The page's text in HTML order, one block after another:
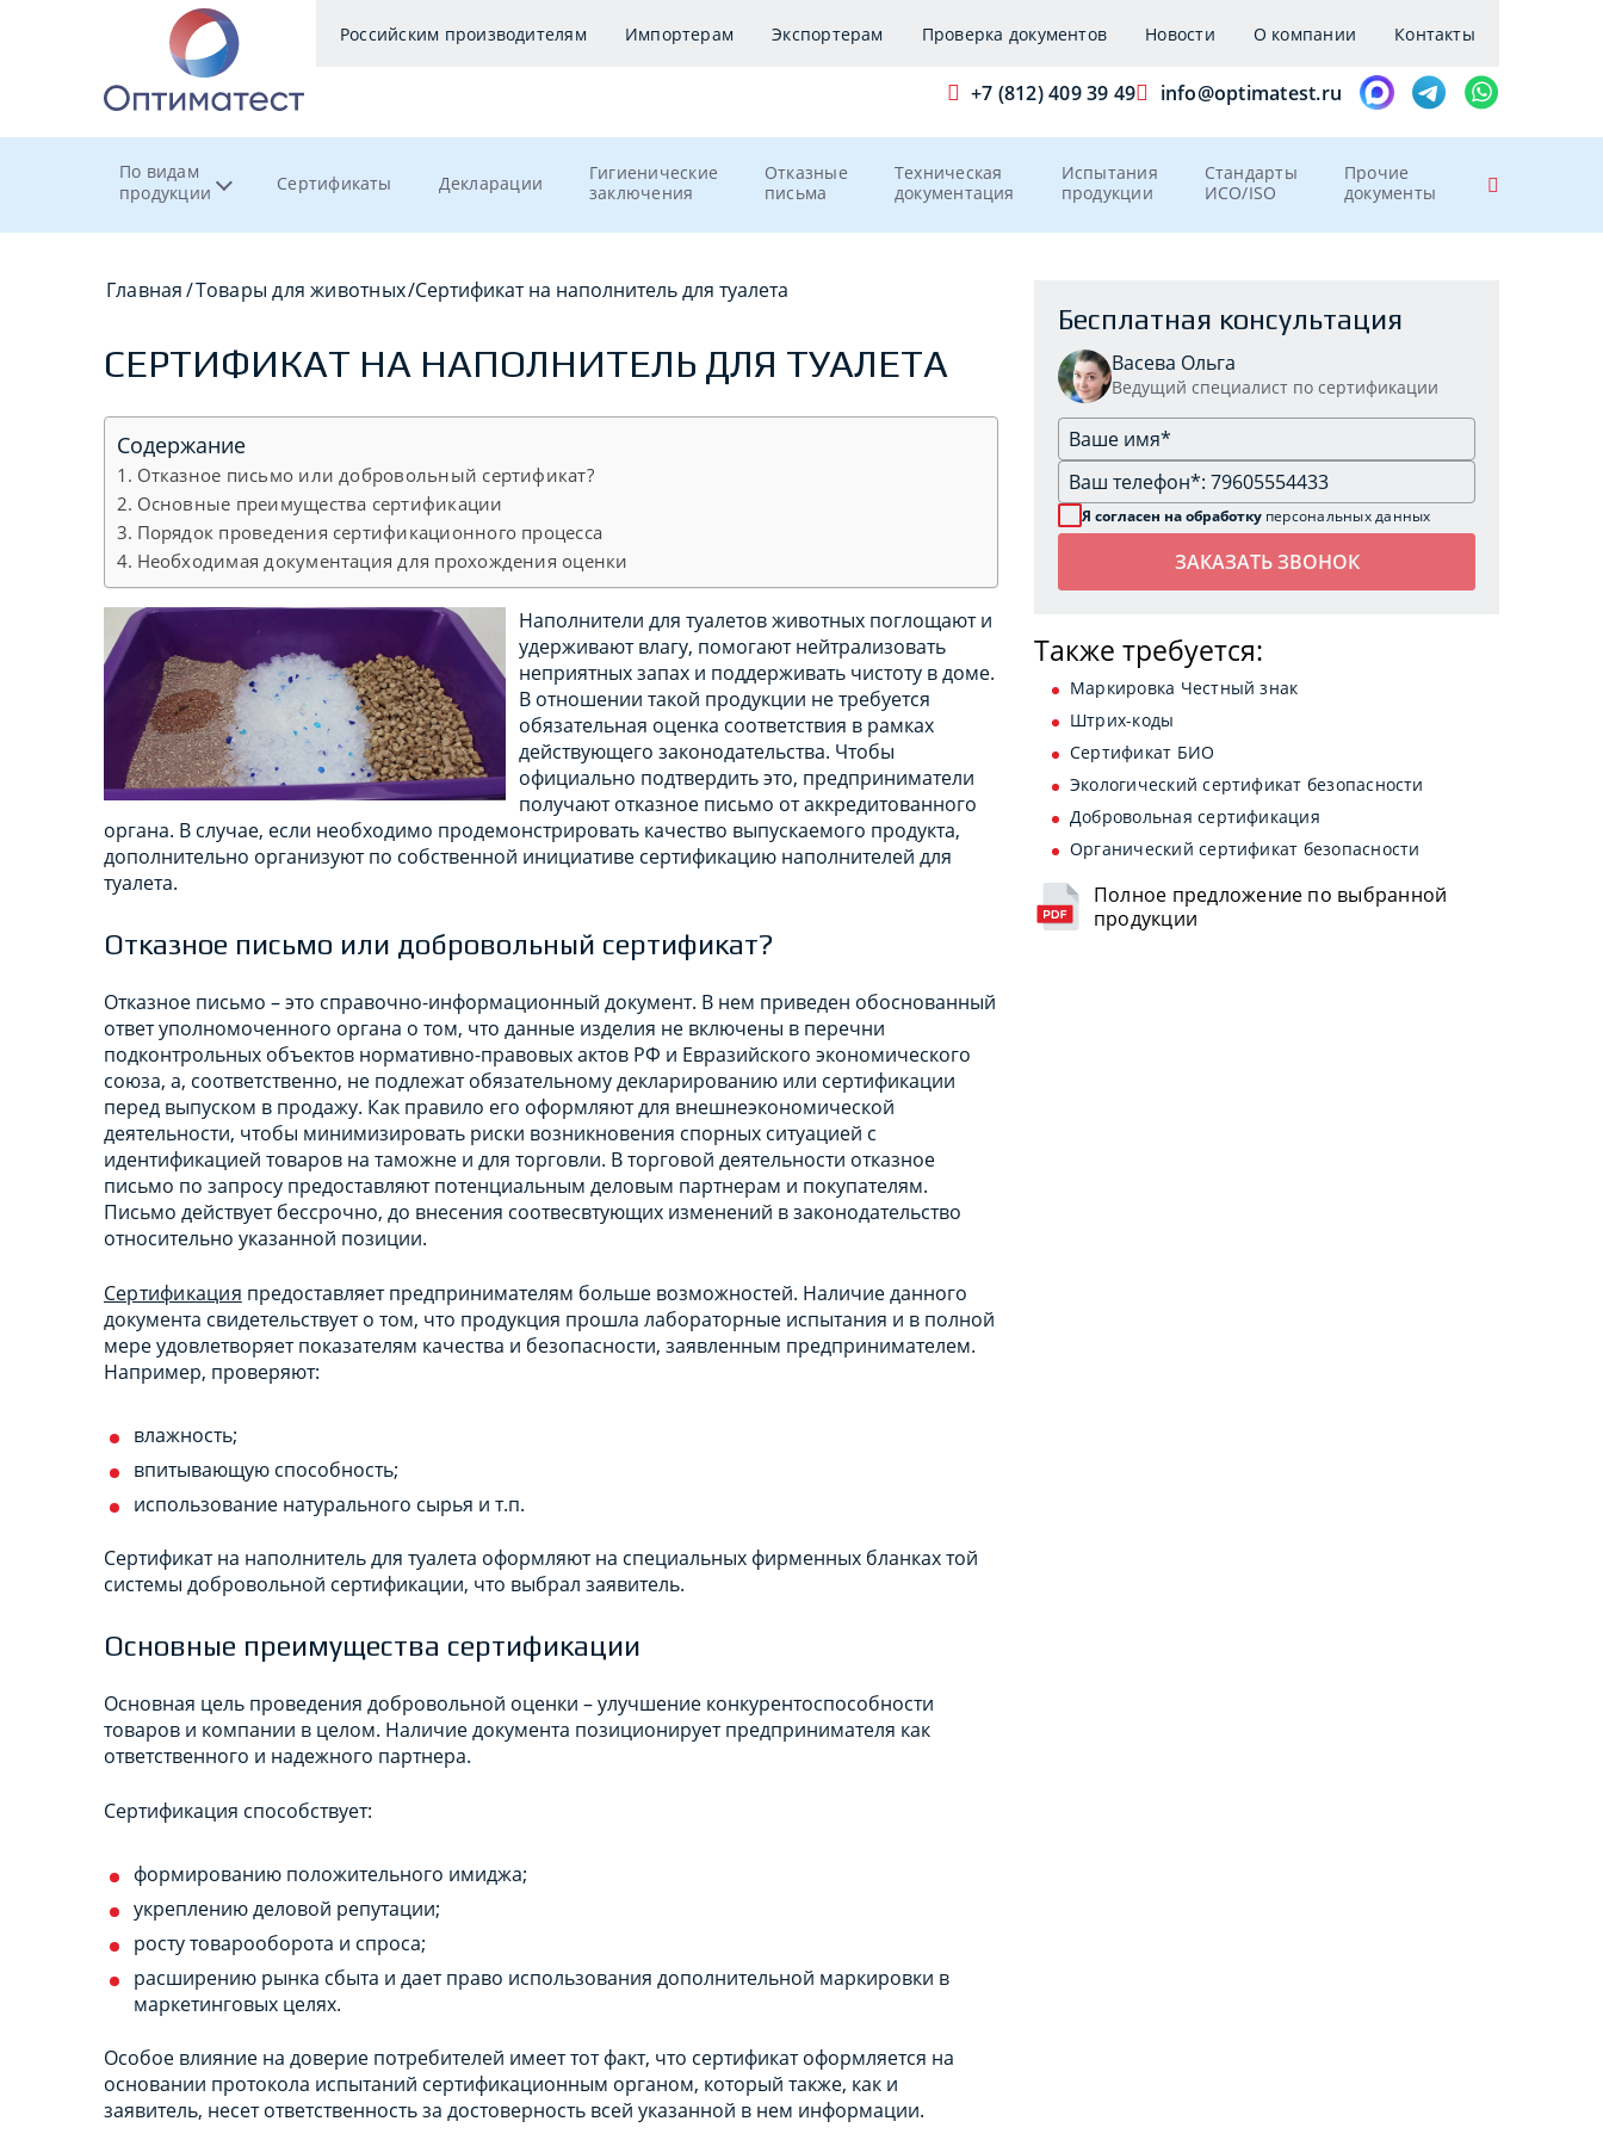
Российским производителям Импортерам Экспортерам Проверка документов Новости О компании Контакты
+7 (812) 409 39 49 info@optimatest.ru
По видам
продукции
Сертификаты Декларации
Гигиенические
заключения
Отказные
письма
Техническая
документация
Испытания
продукции
Стандарты
ИСО/ISO
Прочие
документы
Главная/Товары для животных/Сертификат на наполнитель для туалета
СЕРТИФИКАТ НА НАПОЛНИТЕЛЬ ДЛЯ ТУАЛЕТА
Содержание
Отказное письмо или добровольный сертификат?
Основные преимущества сертификации
Порядок проведения сертификационного процесса
Необходимая документация для прохождения оценки
Наполнители для туалетов животных поглощают и
удерживают влагу, помогают нейтрализовать
неприятных запах и поддерживать чистоту в доме.
В отношении такой продукции не требуется
обязательная оценка соответствия в рамках
действующего законодательства. Чтобы
официально подтвердить это, предприниматели
получают отказное письмо от аккредитованного
органа. В случае, если необходимо продемонстрировать качество выпускаемого продукта,
дополнительно организуют по собственной инициативе сертификацию наполнителей для
туалета.
Отказное письмо или добровольный сертификат?
Отказное письмо – это справочно-информационный документ. В нем приведен обоснованный
ответ уполномоченного органа о том, что данные изделия не включены в перечни
подконтрольных объектов нормативно-правовых актов РФ и Евразийского экономического
союза, а, соответственно, не подлежат обязательному декларированию или сертификации
перед выпуском в продажу. Как правило его оформляют для внешнеэкономической
деятельности, чтобы минимизировать риски возникновения спорных ситуацией с
идентификацией товаров на таможне и для торговли. В торговой деятельности отказное
письмо по запросу предоставляют потенциальным деловым партнерам и покупателям.
Письмо действует бессрочно, до внесения соотвесвтующих изменений в законодательство
относительно указанной позиции.
Сертификация предоставляет предпринимателям больше возможностей. Наличие данного
документа свидетельствует о том, что продукция прошла лабораторные испытания и в полной
мере удовлетворяет показателям качества и безопасности, заявленным предпринимателем.
Например, проверяют:
влажность;
впитывающую способность;
использование натурального сырья и т.п.
Сертификат на наполнитель для туалета оформляют на специальных фирменных бланках той
системы добровольной сертификации, что выбрал заявитель.
Основные преимущества сертификации
Основная цель проведения добровольной оценки – улучшение конкурентоспособности
товаров и компании в целом. Наличие документа позиционирует предпринимателя как
ответственного и надежного партнера.
Сертификация способствует:
формированию положительного имиджа;
укреплению деловой репутации;
росту товарооборота и спроса;
расширению рынка сбыта и дает право использования дополнительной маркировки в
маркетинговых целях.
Особое влияние на доверие потребителей имеет тот факт, что сертификат оформляется на
основании протокола испытаний сертификационным органом, который также, как и
заявитель, несет ответственность за достоверность всей указанной в нем информации.
Бесплатная консультация
Васева Ольга
Ведущий специалист по сертификации
Я согласен на обработку персональных данных
Также требуется:
Маркировка Честный знак
Штрих-коды
Сертификат БИО
Экологический сертификат безопасности
Добровольная сертификация
Органический сертификат безопасности
Полное предложение по выбранной
продукции